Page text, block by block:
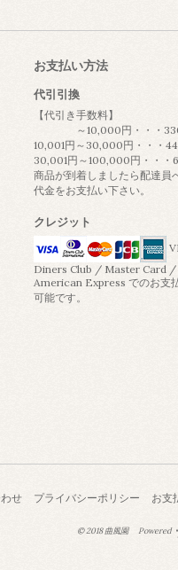
お支払い方法
代引引換
【代引き手数料】
～10,000円・・・
10,001円～30,000円・・・
30,001円～100,000円・・・
商品が到着しましたら配達員
代金をお支払い下さい。
クレジット
Diners Club / Master Card /
American Express でのお支
可能です。
せ プライバシーポリシー お支
© 2018 曲風園 Powered